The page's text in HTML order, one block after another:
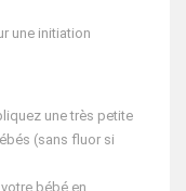
une initiation
une très petite
(sans fluor si
bébé en